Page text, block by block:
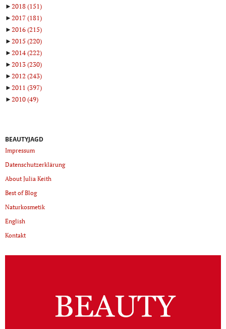
►2018(151)
►2017(181)
►2016(215)
►2015 (220)
►2014(222)
►2013(230)
►2012 (243)
►2011 (397)
►2010(49)
BEAUTYJAGD
Impressum
Datenschutzerklärung
About Julia Keith
Best of Blog
Naturkosmetik
English
Kontakt